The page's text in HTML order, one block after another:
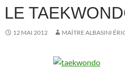
LE
12 MAI 2012 MAÎTRE ALBASINI